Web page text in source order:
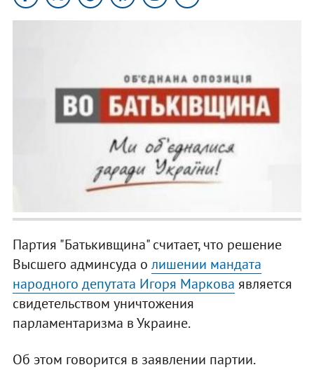
Партия "Батькивщина" считает, что решение
Высшего админсуда о лишении мандата
народного депутата Игоря Маркова является
свидетельством уничтожения
парламентаризма в Украине.
Об этом говорится в заявлении партии.